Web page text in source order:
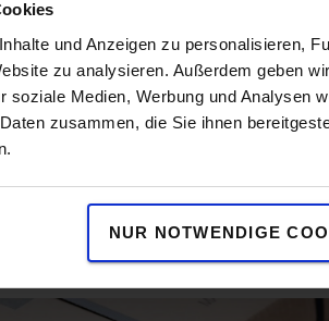
und Anzeigen zu personalisieren,
zu analysieren. Außerdem geben
soziale Medien, Werbung und Analysen
zusammen, die Sie ihnen
NUR NOTWENDIGE
Ihnen